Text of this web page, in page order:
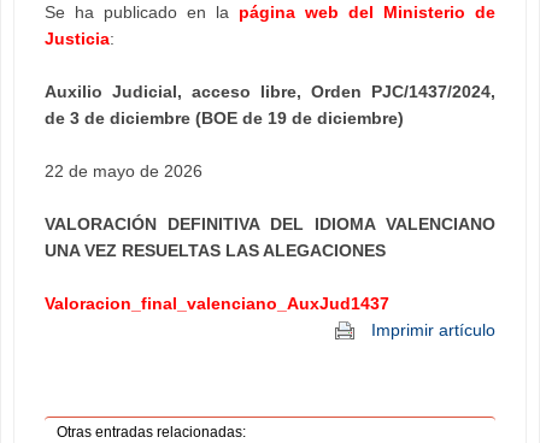
Se ha publicado en la página web del Ministerio de
Justicia:
Auxilio Judicial, acceso libre, Orden PJC/1437/2024,
de 3 de diciembre (BOE de 19 de diciembre)
22 de mayo de 2026
VALORACIÓN DEFINITIVA DEL IDIOMA VALENCIANO
UNA VEZ RESUELTAS LAS ALEGACIONES
Valoracion_final_valenciano_AuxJud1437
Imprimir artículo
Otras entradas relacionadas: